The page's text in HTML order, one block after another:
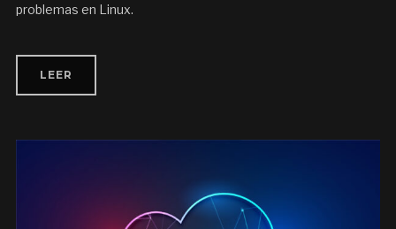
problemas en Linux.
LEER